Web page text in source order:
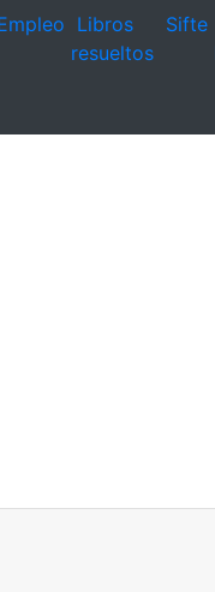
Libros
resueltos
Sifte